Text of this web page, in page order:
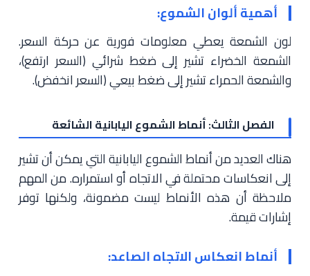
أهمية ألوان الشموع:
لون الشمعة يعطي معلومات فورية عن حركة السعر.
الشمعة الخضراء تشير إلى ضغط شرائي (السعر ارتفع)،
والشمعة الحمراء تشير إلى ضغط بيعي (السعر انخفض).
الفصل الثالث: أنماط الشموع اليابانية الشائعة
هناك العديد من أنماط الشموع اليابانية التي يمكن أن تشير
إلى انعكاسات محتملة في الاتجاه أو استمراره. من المهم
ملاحظة أن هذه الأنماط ليست مضمونة، ولكنها توفر
إشارات قيمة.
أنماط انعكاس الاتجاه الصاعد: